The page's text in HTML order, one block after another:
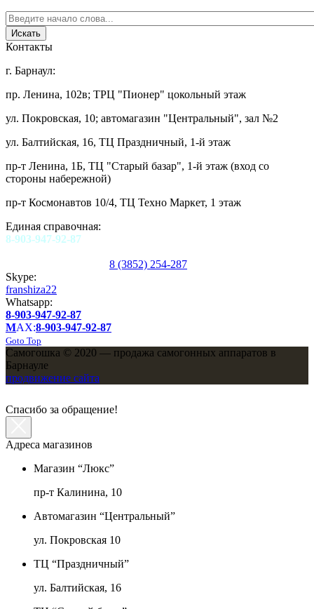
Контакты
г. Барнаул:
пр. Ленина, 102в; ТРЦ "Пионер" цокольный этаж
ул. Покровская, 10; автомагазин "Центральный", зал №2
ул. Балтийская, 16, ТЦ Праздничный, 1-й этаж
пр-т Ленина, 1Б, ТЦ "Старый базар", 1-й этаж (вход со
стороны набережной)
пр-т Космонавтов 10/4, ТЦ Техно Маркет, 1 этаж
Единая справочная:
8-903-947-92-87
8 (3852) 254-287
Skype:
franshiza22
Whatsapp:
8-903-947-92-87
MAX:8-903-947-92-87
Goto Top
Самогошка © 2020 — продажа самогонных аппаратов в
Барнауле
продвижение сайта
Спасибо за обращение!
Адреса магазинов
Магазин “Люкс”
пр-т Калинина, 10
Автомагазин “Центральный”
ул. Покровская 10
ТЦ “Праздничный”
ул. Балтийская, 16